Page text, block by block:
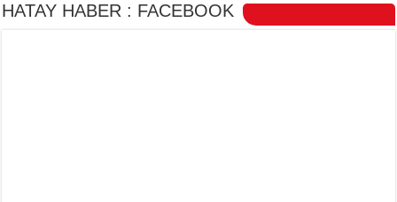
HATAY HABER : FACEBOOK